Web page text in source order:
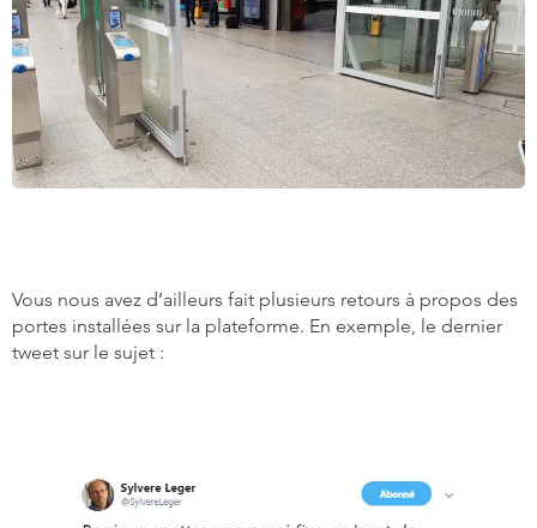
Vous nous avez d’ailleurs fait plusieurs retours à propos des
portes installées sur la plateforme. En exemple, le dernier
tweet sur le sujet :